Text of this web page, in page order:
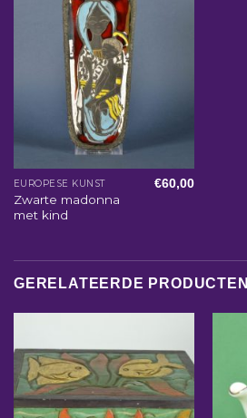
EUROPESE KUNST
Zwarte madonna
met kind
€60,00
GERELATEERDE PRODUCTEN